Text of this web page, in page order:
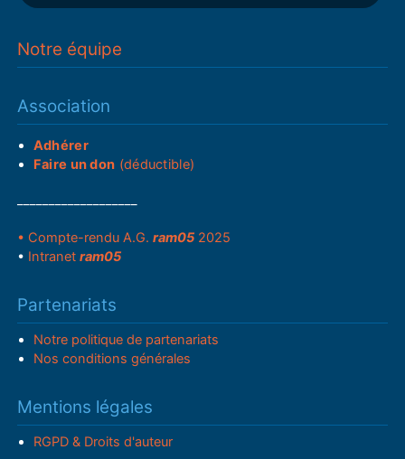
Notre équipe
Association
Adhérer
Faire un don (déductible)
• Compte-rendu A.G.ram05 2025
• Intranetram05
Partenariats
Notre politique de partenariats
Nos conditions générales
Mentions légales
RGPD & Droits d'auteur